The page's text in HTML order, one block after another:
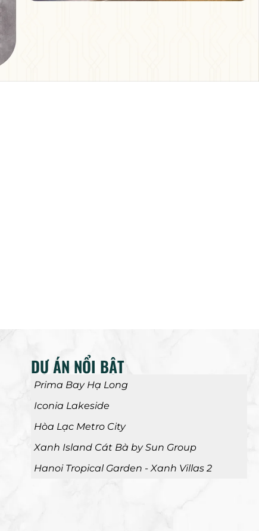
DỰ ÁN NỔI BẬT
Prima Bay Hạ Long
Iconia Lakeside
Hòa Lạc Metro City
Xanh Island Cát Bà by Sun Group
Hanoi Tropical Garden - Xanh Villas 2